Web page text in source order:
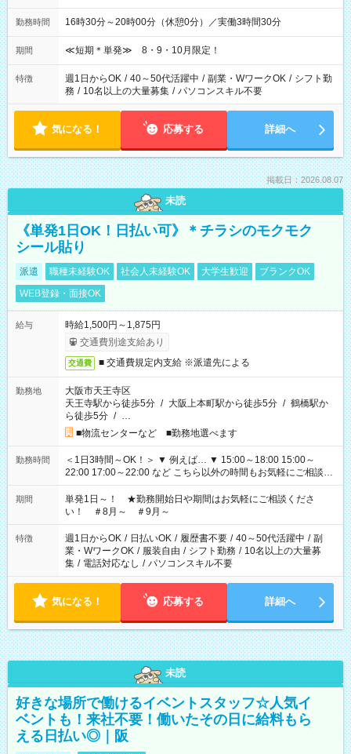
勤務時間 16時30分～20時00分（休憩0分）／実働3時間30分
期間 ≪短期＊単発≫ 8・9・10月限定！
特徴 週1日からOK / 40～50代活躍中 / 副業・WワークOK / シフト勤
務 / 10名以上の大量募集 / パソコンスキル不要
気になる！ 応募する 詳細へ
掲載日：2026.08.07
未読
《単発1日OK！日払い可》＊チラシのモクモク
シール貼り
派遣 職種未経験OK 社会人未経験OK 大学生歓迎
ブランクOK
WEB登録・面接OK
給与
時給1,500円～1,875円
交通費別途支給あり
交通費 ■ 交通費規定内支給 ※派遣先による
勤務地
大阪市天王寺区
天王寺駅から徒歩5分 / 大阪上本町駅から徒歩5分 / 鶴橋駅か
ら徒歩5分 / …
■物流センターなど ■勤務地選べます
勤務時間
＜1日3時間～OK！＞ ▼ 例えば… ▼ 15:00～18:00 15:00～
22:00 17:00～22:00 など こちら以外の時間もお気軽にご相談く
ださい！
期間
単発1日～！ ★勤務開始日や期間はお気軽にご相談くださ
い！ ＃8月～ ＃9月～
特徴 週1日からOK / 日払いOK / 履歴書不要 / 40～50代活躍中 / 副
業・WワークOK / 服装自由 / シフト勤務 / 10名以上の大量募
集 / 電話対応なし / パソコンスキル不要
気になる！ 応募する 詳細へ
未読
好きな場所で働けるイベントスタッフ☆人気イ
ベントも！来社不要！働いたその日に給料もら
える日払い◎｜阪